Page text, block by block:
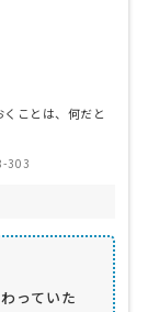
ことは、何だと
303
っていた